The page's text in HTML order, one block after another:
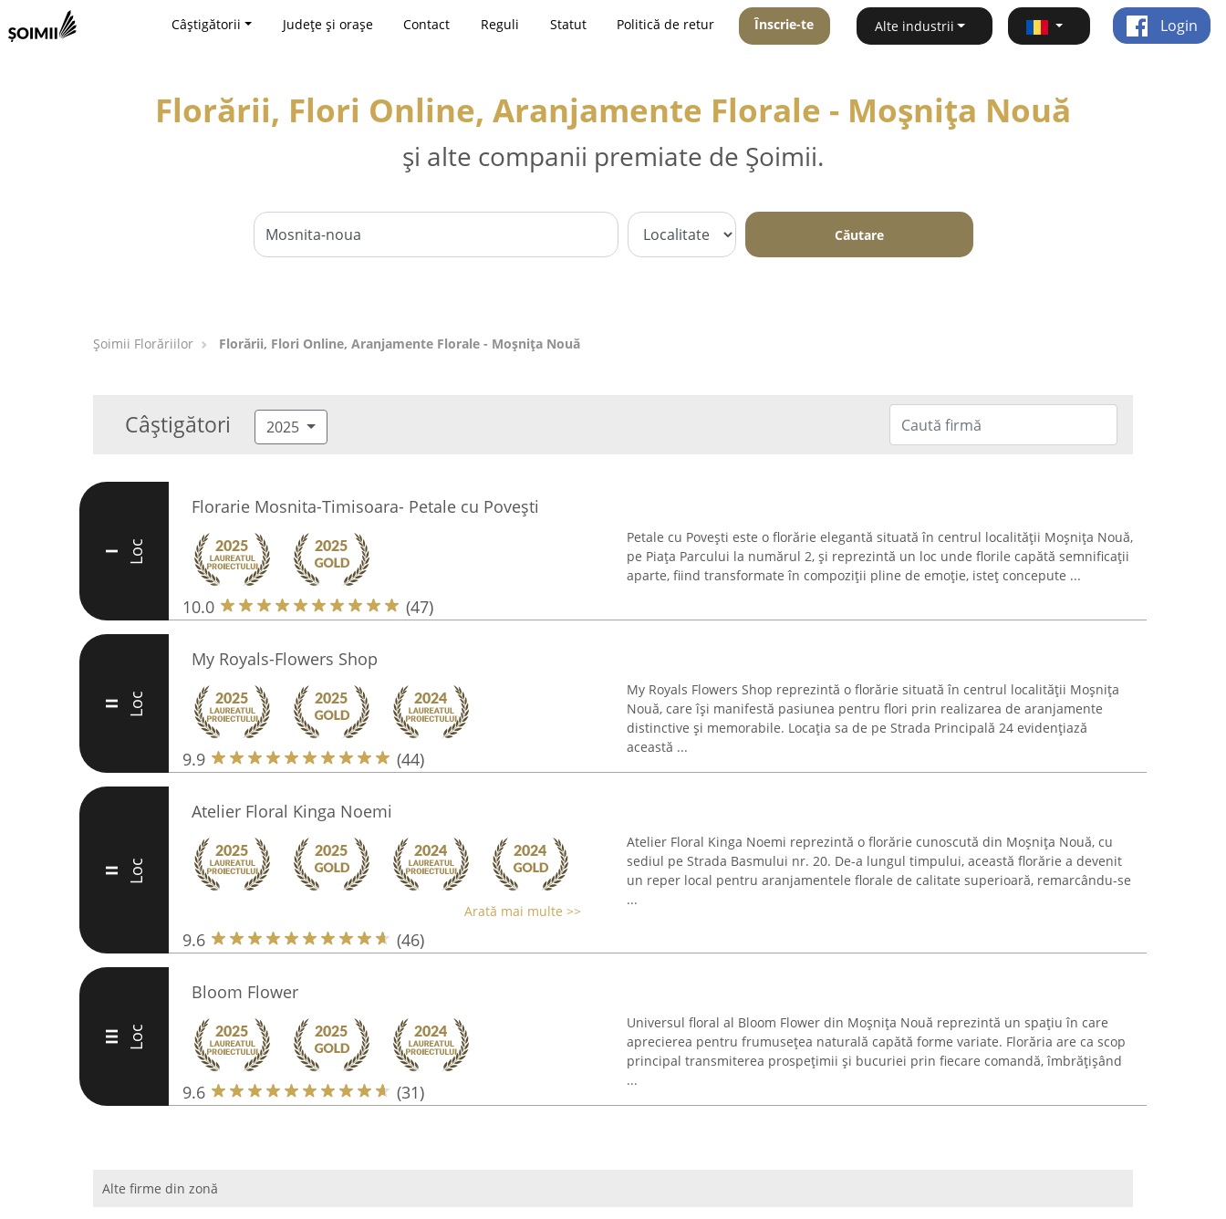
Câștigătorii Județe și orașe Contact Reguli Statut Politică de retur Înscrie-te Alte industrii Login
Florării, Flori Online, Aranjamente Florale - Moşniţa Nouă
și alte companii premiate de Șoimii.
Căutare
Șoimii Florăriilor Florării, Flori Online, Aranjamente Florale - Moşniţa Nouă
Câștigători 2025
I Loc
Florarie Mosnita-Timisoara- Petale cu Povești
10.0 (47)
Petale cu Povești este o florărie elegantă situată în centrul localității Moșnița Nouă,
pe Piața Parcului la numărul 2, și reprezintă un loc unde florile capătă semnificații
aparte, fiind transformate în compoziții pline de emoție, isteț concepute ...
II Loc
My Royals-Flowers Shop
9.9 (44)
My Royals Flowers Shop reprezintă o florărie situată în centrul localității Moșnița
Nouă, care își manifestă pasiunea pentru flori prin realizarea de aranjamente
distinctive și memorabile. Locația sa de pe Strada Principală 24 evidențiază
această ...
II Loc
Atelier Floral Kinga Noemi
Arată mai multe >>
9.6 (46)
Atelier Floral Kinga Noemi reprezintă o florărie cunoscută din Moșnița Nouă, cu
sediul pe Strada Basmului nr. 20. De-a lungul timpului, această florărie a devenit
un reper local pentru aranjamentele florale de calitate superioară, remarcându-se
...
III Loc
Bloom Flower
9.6 (31)
Universul floral al Bloom Flower din Moșnița Nouă reprezintă un spațiu în care
aprecierea pentru frumusețea naturală capătă forme variate. Florăria are ca scop
principal transmiterea prospețimii și bucuriei prin fiecare comandă, îmbrățișând
...
Alte firme din zonă